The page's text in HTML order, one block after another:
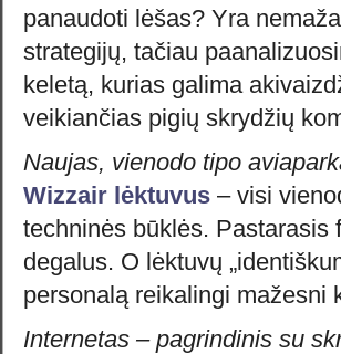
panaudoti lėšas? Yra
strategijų, tačiau
keletą, kurias galima
veikiančias pigių skrydžių
Naujas, vienodo tipo
Wizzair lėktuvus – visi
techninės būklės. Pastarasis
degalus. O lėktuvų
personalą reikalingi mažesni
Internetas – pagrindinis su